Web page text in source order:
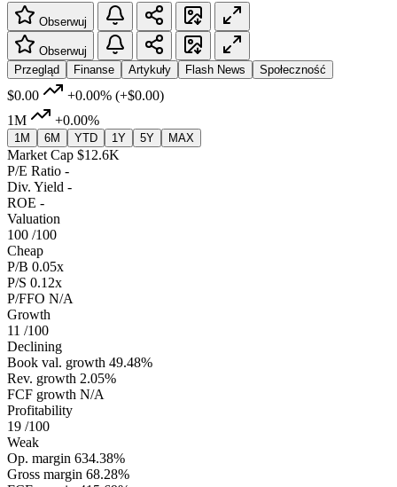
Obserwuj
Obserwuj
Przegląd
Finanse Artykuły Flash News Społeczność
$0.00 +0.00% (+$0.00)
1M
+0.00%
1M 6M YTD 1Y 5Y MAX
Market Cap $12.6K
P/E Ratio -
Div. Yield -
ROE -
Valuation
100 /100
Cheap
P/B 0.05x
P/S 0.12x
P/FFO N/A
Growth
11 /100
Declining
Book val. growth 49.48%
Rev. growth 2.05%
FCF growth N/A
Profitability
19 /100
Weak
Op. margin 634.38%
Gross margin 68.28%